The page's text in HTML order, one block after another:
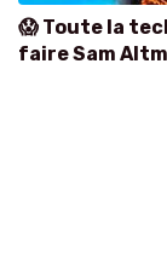
😱 Toute la
faire Sam